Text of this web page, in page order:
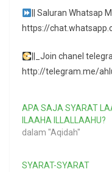
|| Saluran Whatsap
https://
||_Join chanel
http://telegram.me/
APA SAJA SYARAT
ILAAHA ILLALLAAHU?
dalam "Aqidah"
SYARAT-SYARAT